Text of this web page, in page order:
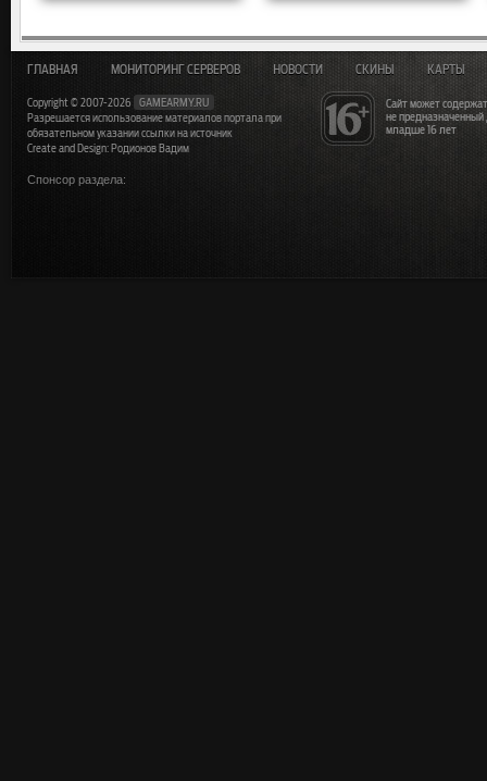
Сайт может
не
младше 16 лет
ГЛАВНАЯ МОНИТОРИНГ СЕРВЕРОВ НОВОСТИ СКИНЫ КАРТЫ
Copyright © 2007-2026
GAMEARMY.RU
Разрешается использование материалов портала при
обязательном указании ссылки на источник
Create and Design: Родионов Вадим
Спонсор раздела: